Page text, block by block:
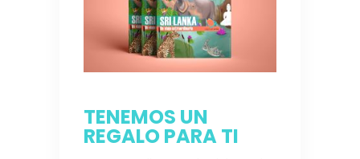
TENEMOS UN
REGALO PARA TI